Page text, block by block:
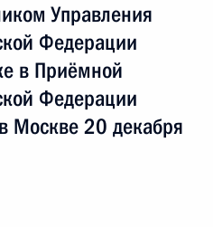
Управления
Федерации
в Приёмной
Федерации
Москве 20 декабря